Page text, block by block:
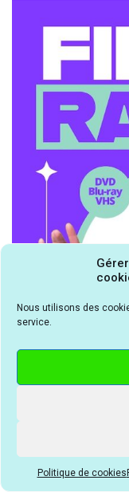
Nous utilisons des
service.
Politique de cookies